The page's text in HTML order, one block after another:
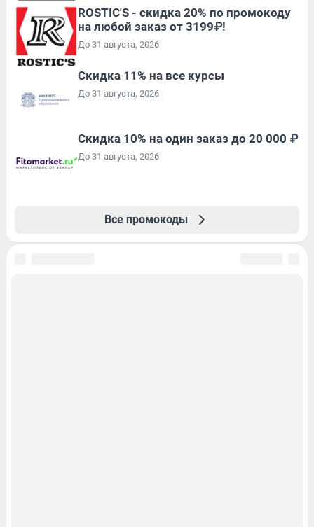
ROSTIC'S - скидка 20% по промокоду
на любой заказ от 3199₽!
До 31 августа, 2026
Скидка 11% на все курсы
До 31 августа, 2026
Скидка 10% на один заказ до 20 000 ₽
До 31 августа, 2026
Все промокоды